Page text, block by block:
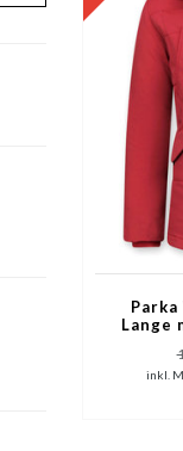
Lange
inkl.